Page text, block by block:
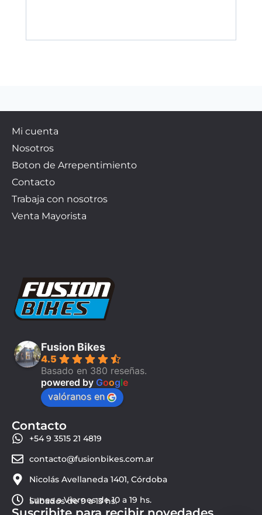
Mi cuenta
Nosotros
Boton de Arrepentimiento
Contacto
Trabaja con nosotros
Venta Mayorista
Fusion Bikes
4.5
Basado en 380 reseñas.
powered by Google
valóranos en
Contacto
+54 9 3515 21 4819
contacto@fusionbikes.com.ar
Nicolás Avellaneda 1401, Córdoba
Lunes a Viernes de 10 a 19 hs.
Sábados de 9 a 13 hs.